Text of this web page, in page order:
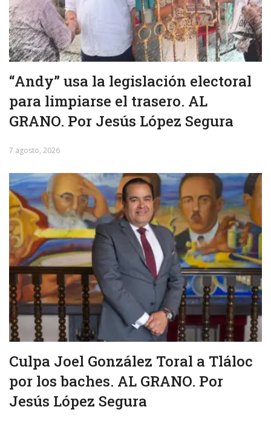
“Andy” usa la legislación electoral
para limpiarse el trasero. AL
GRANO. Por Jesús López Segura
7 agosto, 2026
Culpa Joel González Toral a Tláloc
por los baches. AL GRANO. Por
Jesús López Segura